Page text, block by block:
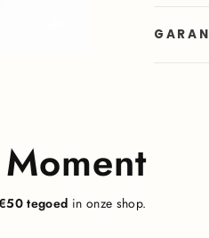
tegoed in onze shop.